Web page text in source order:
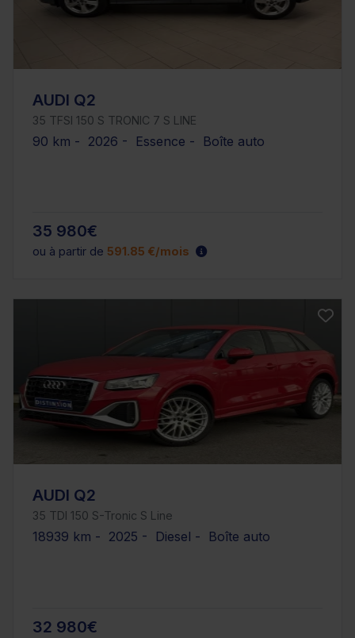
AUDI Q2
35 TFSI 150 S TRONIC 7 S LINE
90 km - 2026 - Essence - Boîte auto
35 980€
ou à partir de 591.85 €/mois
AUDI Q2
35 TDI 150 S-Tronic S Line
18939 km - 2025 - Diesel - Boîte auto
32 980€